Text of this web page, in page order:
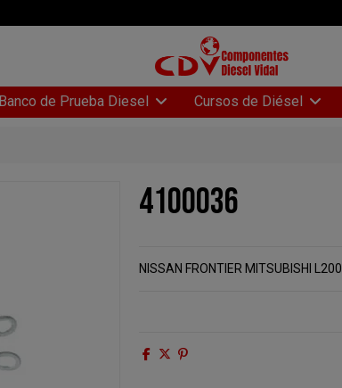
Banco de Prueba Diesel Cursos de Diésel
4100036
NISSAN FRONTIER MITSUBISHI L200